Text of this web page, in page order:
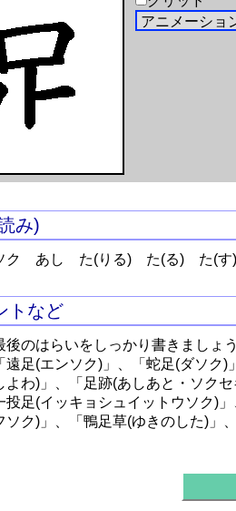
み)
ク あし た(りる) た(る) た(す)
トなど
後のはらいをしっかり書きましょう
「遠足(エンソク)」、「蛇足(ダソ
よわ)」、「足跡(あしあと・ソク
投足(イッキョシュイットウソク)
ソク)」、「鴨足草(ゆきのした)」